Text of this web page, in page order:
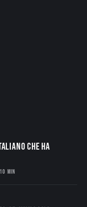
che ha
10 MIN